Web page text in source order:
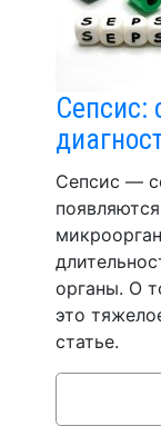
Сепсис:
Сепсис —
органы. О
это
статье.